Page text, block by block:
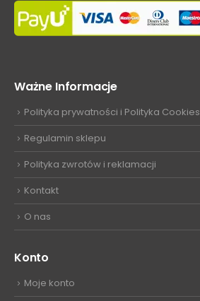
Ważne Informacje
Polityka prywatności i Polityka Cookies
Regulamin sklepu
Polityka zwrotów i reklamacji
Kontakt
O nas
Konto
Moje konto